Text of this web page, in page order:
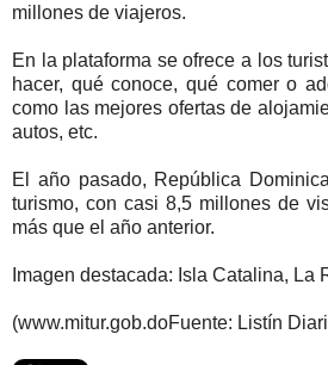
millones de viajeros.
En la plataforma se ofrece a los
hacer, qué conoce, qué comer o
como las mejores ofertas de
autos, etc.
El año pasado, República
turismo, con casi 8,5 millones de
más que el año anterior.
Imagen destacada: Isla Catalina, La
(www.mitur.gob.doFuente: Listín